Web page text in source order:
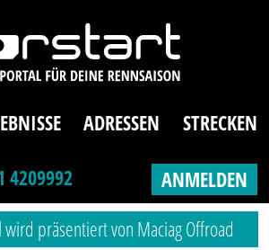
ADRESSEN
STRECKEN
4209992
ANMELDEN
präsentiert von Maciag Offroad